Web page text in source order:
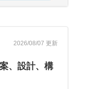
2026/08/07 更新
、設計、構